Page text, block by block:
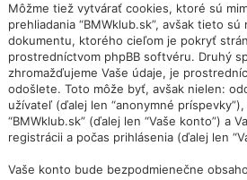
Môžme tiež vytvárať cookies, ktoré sú
prehliadania “BMWklub.sk”, avšak tieto
dokumentu, ktorého cieľom je pokryť
prostredníctvom phpBB softvéru. Druhý
zhromažďujeme Vaše údaje, je
odošlete. Toto môže byť, avšak nielen:
užívateľ (ďalej len “anonymné
“BMWklub.sk” (ďalej len “Vaše konto”) a
registrácii a počas prihlásenia (ďalej len
Vaše konto bude bezpodmienečne